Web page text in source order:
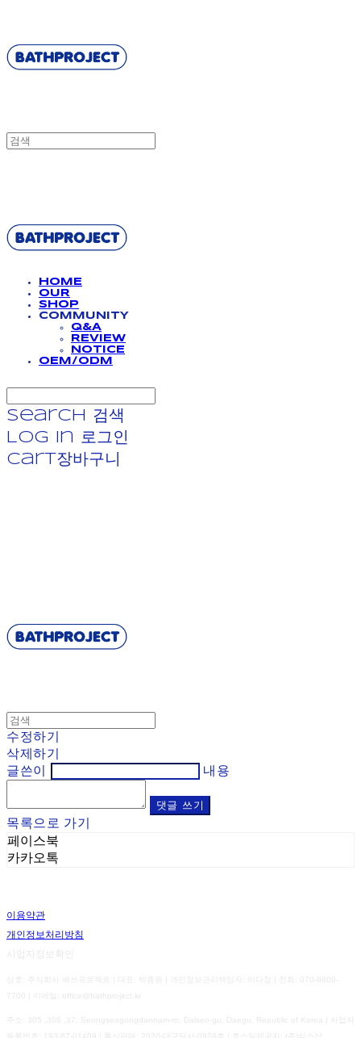
HOME
OUR
SHOP
COMMUNITY
Q&A
REVIEW
NOTICE
OEM/ODM
Search
검색
Log In
로그인
Cart장바구니
수정하기
삭제하기
글쓴이
내용
댓글 쓰기
목록으로 가기
페이스북
카카오톡
이용약관
개인정보처리방침
사업자정보확인
상호: 주식회사 배쓰프로젝트 | 대표: 박종원 | 개인정보관리책임자: 이다정 | 전화: 070-8800-
7700 | 이메일: office@bathproject.kr
주소: 305 ,306 ,37, Seongseogongdannam-ro, Dalseo-gu, Daegu, Republic of Korea | 사업자
193-87-01409 2020-대구달서-0928호 | 호스팅제공자: (주)식스샵